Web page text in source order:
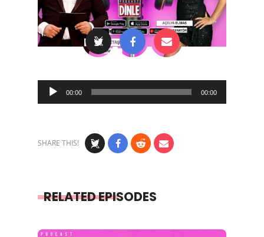
Audio
Player
00:00 00:00
SHARE THIS!
RELATED EPISODES